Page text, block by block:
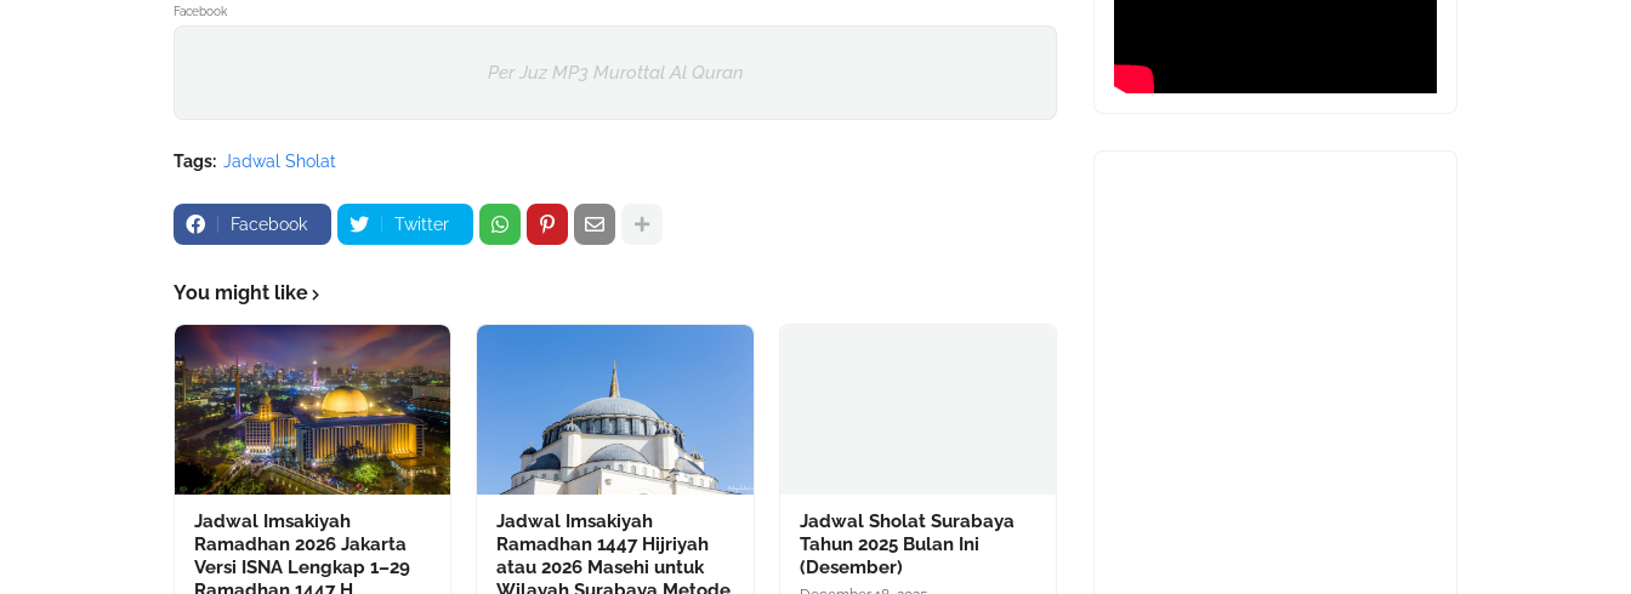
Facebook
Per Juz MP3 Murottal Al Quran
Tags: Jadwal Sholat
Facebook Twitter
You might like
Jadwal Imsakiyah
Ramadhan 2026 Jakarta
Versi ISNA Lengkap 1–29
Jadwal Imsakiyah
Ramadhan 1447 Hijriyah
atau 2026 Masehi untuk
Jadwal Sholat Surabaya
Tahun 2025 Bulan Ini
(Desember)